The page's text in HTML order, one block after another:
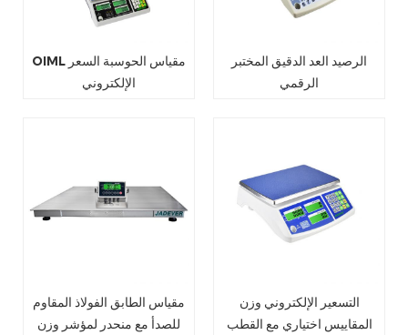
OIML مقياس الحوسبة السعر
الإلكتروني
الرصيد العد الدقيق المختبر
الرقمي
مقياس الطابق الفولاذ المقاوم
للصدأ مع منحدر لمؤشر وزن
التسعير الإلكتروني وزن
المقاييس اختياري مع القطب